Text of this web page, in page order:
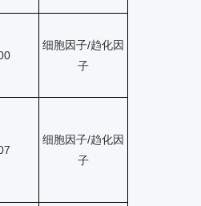
细胞因子/趋化因
子
细胞因子/趋化因
子